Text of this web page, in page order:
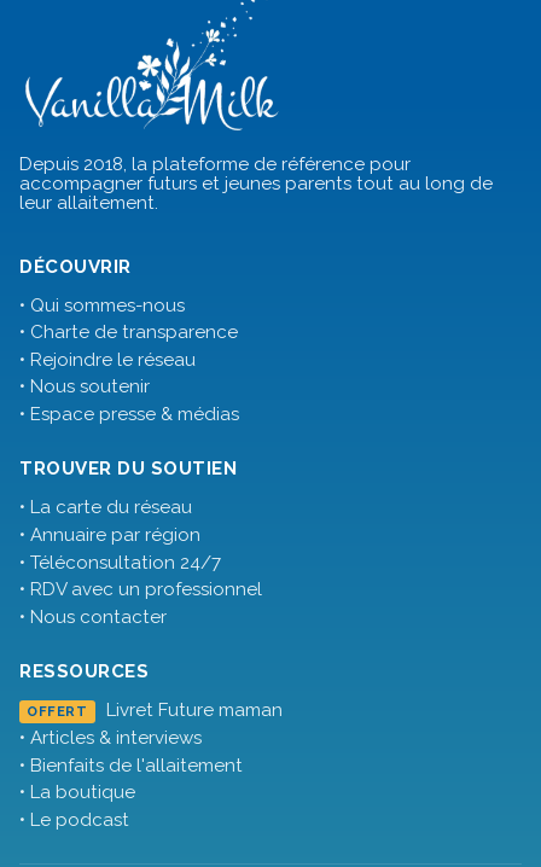
Depuis 2018, la plateforme de référence pour
accompagner futurs et jeunes parents tout au long de
leur allaitement.
DÉCOUVRIR
• Qui sommes-nous
• Charte de transparence
• Rejoindre le réseau
• Nous soutenir
• Espace presse & médias
TROUVER DU SOUTIEN
• La carte du réseau
• Annuaire par région
• Téléconsultation 24/7
• RDV avec un professionnel
• Nous contacter
RESSOURCES
OFFERT
Livret Future maman
• Articles & interviews
• Bienfaits de l'allaitement
• La boutique
• Le podcast